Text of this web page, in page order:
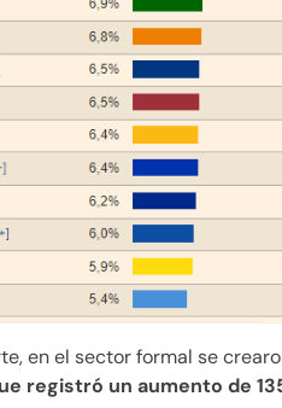
en el sector formal se
registró un aumento de